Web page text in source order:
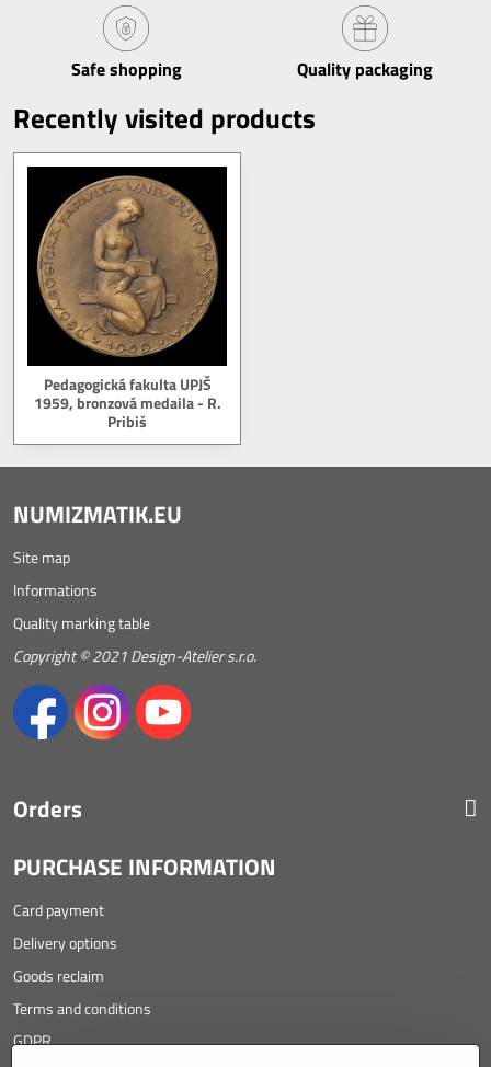
Safe shopping Quality packaging
Recently visited products
Pedagogická fakulta UPJŠ
1959, bronzová medaila - R.
Pribiš
NUMIZMATIK.EU
Site map
Informations
Quality marking table
Copyright © 2021 Design-Atelier s.r.o.
Orders
PURCHASE INFORMATION
Card payment
Delivery options
Goods reclaim
Terms and conditions
GDPR